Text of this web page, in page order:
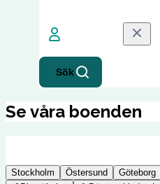
Sök
Se våra boenden
Stockholm Östersund Göteborg